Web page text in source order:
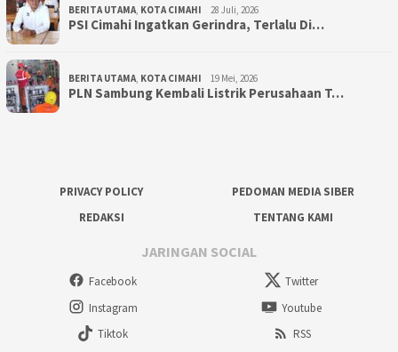
BERITA UTAMA KOTA CIMAHI 28 Juli, 2026
PSI Cimahi Ingatkan Gerindra, Terlalu Di…
BERITA UTAMA KOTA CIMAHI 19 Mei, 2026
PLN Sambung Kembali Listrik Perusahaan T…
PRIVACY POLICY
PEDOMAN MEDIA SIBER
REDAKSI
TENTANG KAMI
JARINGAN SOCIAL
Facebook
Twitter
Instagram
Youtube
Tiktok
RSS